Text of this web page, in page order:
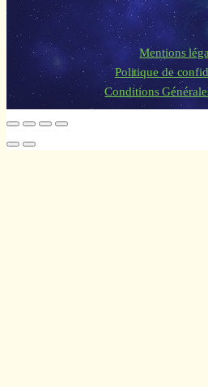
Mentions
Politique de
Conditions